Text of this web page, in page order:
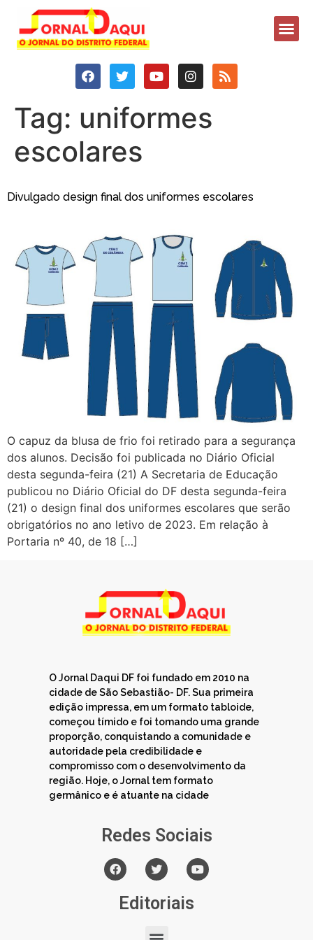
Tag: uniformes
escolares
Divulgado design final dos uniformes escolares
O capuz da blusa de frio foi retirado para a segurança
dos alunos. Decisão foi publicada no Diário Oficial
desta segunda-feira (21) A Secretaria de Educação
publicou no Diário Oficial do DF desta segunda-feira
(21) o design final dos uniformes escolares que serão
obrigatórios no ano letivo de 2023. Em relação à
Portaria nº 40, de 18 […]
O Jornal Daqui DF foi fundado em 2010 na
cidade de São Sebastião- DF. Sua primeira
edição impressa, em um formato tabloide,
começou tímido e foi tomando uma grande
proporção, conquistando a comunidade e
autoridade pela credibilidade e
compromisso com o desenvolvimento da
região. Hoje, o Jornal tem formato
germânico e é atuante na cidade
Redes Sociais
Editoriais